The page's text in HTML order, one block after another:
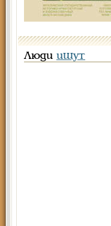
Люди ищут